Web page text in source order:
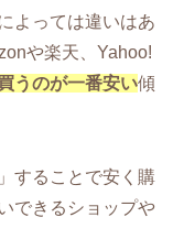
よっては違いはあ
や楽天、Yahoo!
うのが一番安い傾
することで安く購
できるショップや